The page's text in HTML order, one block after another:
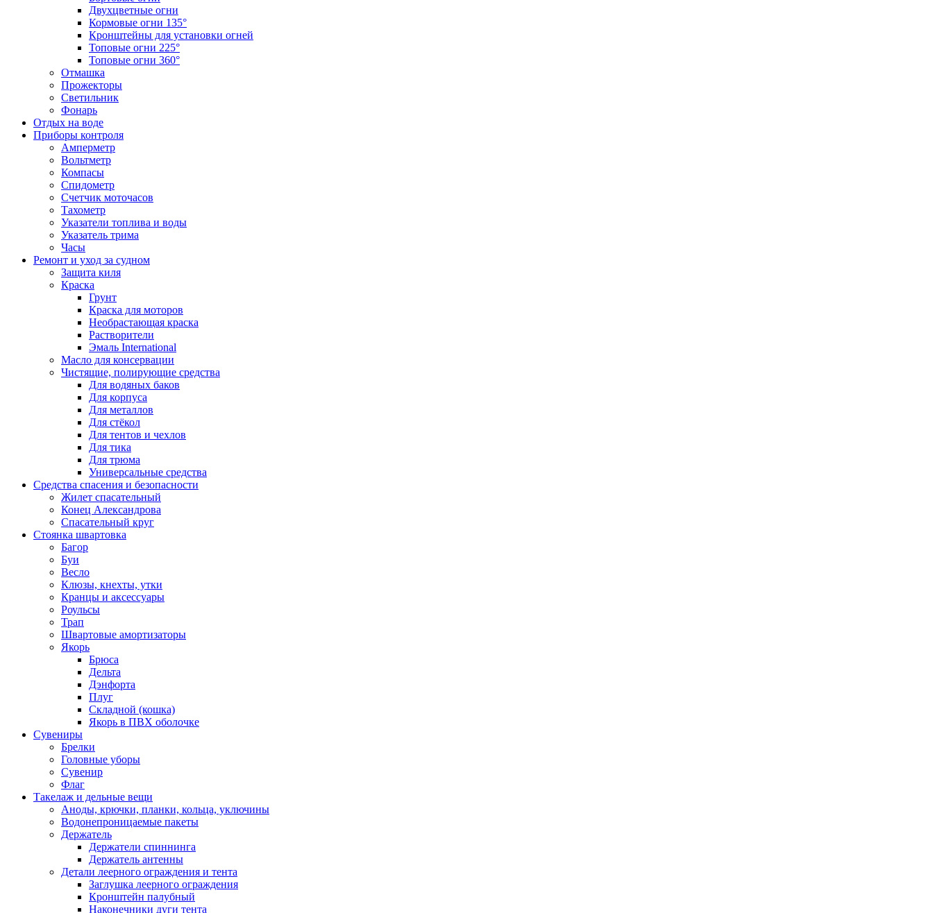
Двухцветные огни
Кормовые огни 135°
Кронштейны для установки огней
Топовые огни 225°
Топовые огни 360°
Отмашка
Прожекторы
Светильник
Фонарь
Отдых на воде
Приборы контроля
Амперметр
Вольтметр
Компасы
Спидометр
Счетчик моточасов
Тахометр
Указатели топлива и воды
Указатель трима
Часы
Ремонт и уход за судном
Защита киля
Краска
Грунт
Краска для моторов
Необрастающая краска
Растворители
Эмаль International
Масло для консервации
Чистящие, полирующие средства
Для водяных баков
Для корпуса
Для металлов
Для стёкол
Для тентов и чехлов
Для тика
Для трюма
Универсальные средства
Средства спасения и безопасности
Жилет спасательный
Конец Александрова
Спасательный круг
Стоянка швартовка
Багор
Буи
Весло
Клюзы, кнехты, утки
Кранцы и аксессуары
Роульсы
Трап
Швартовые амортизаторы
Якорь
Брюса
Дельта
Дэнфорта
Плуг
Складной (кошка)
Якорь в ПВХ оболочке
Сувениры
Брелки
Головные уборы
Сувенир
Флаг
Такелаж и дельные вещи
Аноды, крючки, планки, кольца, уключины
Водонепроницаемые пакеты
Держатель
Держатели спиннинга
Держатель антенны
Детали леерного ограждения и тента
Заглушка леерного ограждения
Кронштейн палубный
Наконечники дуги тента